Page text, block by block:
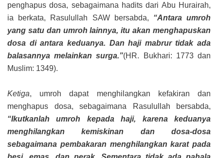
penghapus dosa, sebagaimana hadits dari Abu Hurairah,
ia berkata, Rasulullah SAW bersabda, “Antara umroh
yang satu dan umroh lainnya, itu akan menghapuskan
dosa di antara keduanya. Dan haji mabrur tidak ada
balasannya melainkan surga.”(HR. Bukhari: 1773 dan
Muslim: 1349).
Ketiga, umroh dapat menghilangkan kefakiran dan
menghapus dosa, sebagaimana Rasulullah bersabda,
“Ikutkanlah umroh kepada haji, karena keduanya
menghilangkan kemiskinan dan dosa-dosa
sebagaimana pembakaran menghilangkan karat pada